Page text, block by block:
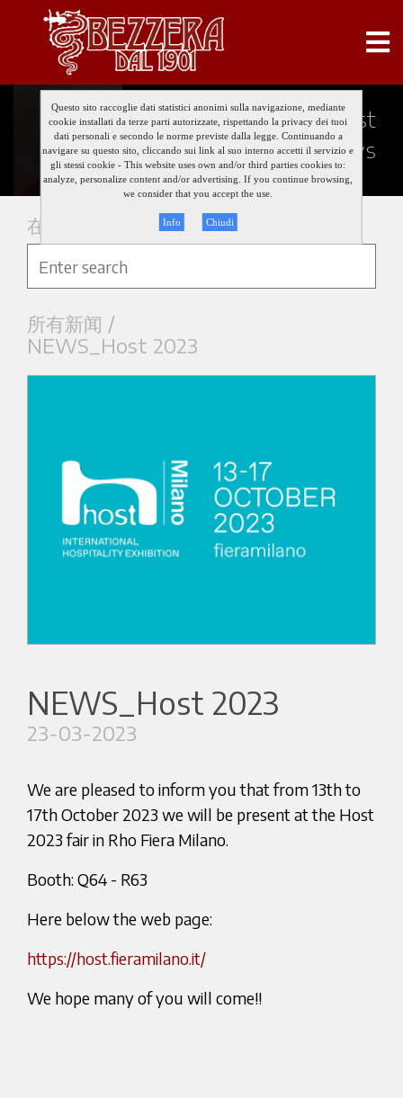
Questo sito raccoglie dati statistici anonimi sulla navigazione, mediante
cookie installati da terze parti autorizzate, rispettando la privacy dei tuoi
dati personali e secondo le norme previste dalla legge. Continuando a
navigare su questo sito, cliccando sui link al suo interno accetti il servizio e
gli stessi cookie - This website uses own and/or third parties cookies to:
analyze, personalize content and/or advertising. If you continue browsing,
we consider that you accept the use.
Info Chiudi
Keep updated about our last
news
在新闻中搜索
所有新闻 /
NEWS_Host 2023
NEWS_Host 2023
23-03-2023
We are pleased to inform you that from 13th to
17th October 2023 we will be present at the Host
2023 fair in Rho Fiera Milano.
Booth: Q64 - R63
Here below the web page:
https://host.fieramilano.it/
We hope many of you will come!!